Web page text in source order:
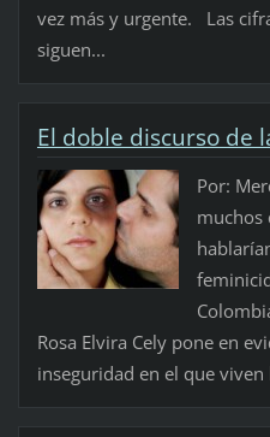
vez más y urgente. Las
siguen...
El doble discurso de
Por:
muchos
Rosa Elvira Cely pone en
inseguridad en el que